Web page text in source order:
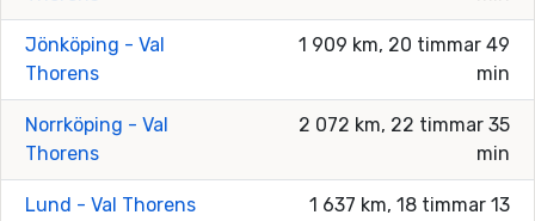
Jönköping - Val
Thorens
1 909 km, 20 timmar 49
min
Norrköping - Val
Thorens
2 072 km, 22 timmar 35
min
Lund - Val Thorens
1 637 km, 18 timmar 13